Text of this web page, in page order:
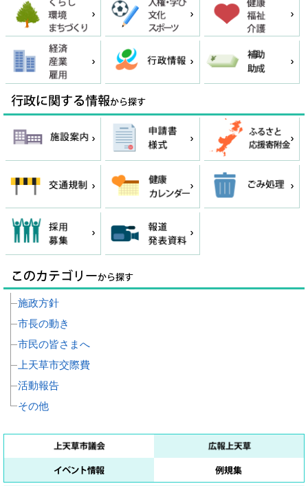
施政方針
市長の動き
市民の皆さまへ
上天草市交際費
活動報告
その他